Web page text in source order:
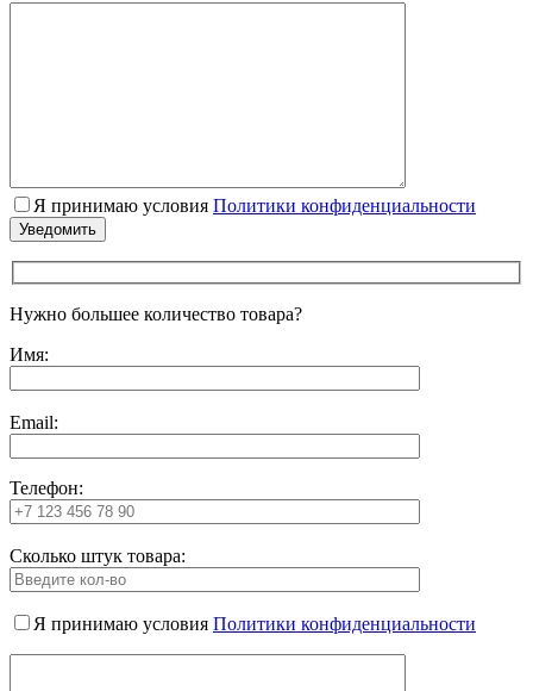
Я принимаю условия Политики конфиденциальности
Нужно большее количество товара?
Имя:
Email:
Телефон:
Сколько штук товара:
Я принимаю условия Политики конфиденциальности